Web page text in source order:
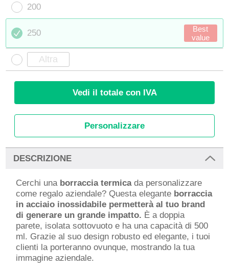
200
250
Best
value
Vedi il totale con IVA
Personalizzare
DESCRIZIONE
Cerchi una borraccia termicada personalizzare
come regalo aziendale? Questa elegante borraccia
in acciaio inossidabile permetterà al tuo brand
di generare un grande impatto. È a doppia
parete, isolata sottovuoto e ha una capacità di 500
ml. Grazie al suo design robusto ed elegante, i tuoi
clienti la porteranno ovunque, mostrando la tua
immagine aziendale.